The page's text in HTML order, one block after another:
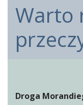
Warto
Droga